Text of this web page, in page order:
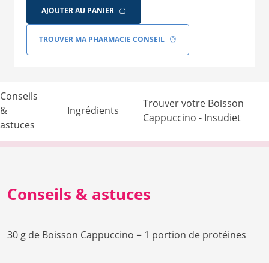
AJOUTER AU PANIER
TROUVER MA PHARMACIE CONSEIL
Conseils
&
astuces
Ingrédients
Trouver votre Boisson
Cappuccino - Insudiet
Conseils & astuces
30 g de Boisson Cappuccino = 1 portion de protéines